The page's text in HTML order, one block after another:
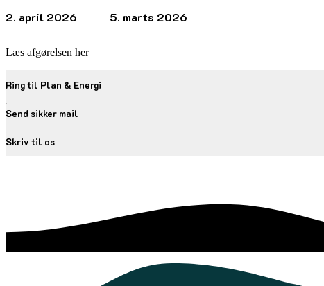
2. april 2026 5. marts 2026
Læs afgørelsen her
Ring til Plan & Energi
Send sikker mail
Skriv til os